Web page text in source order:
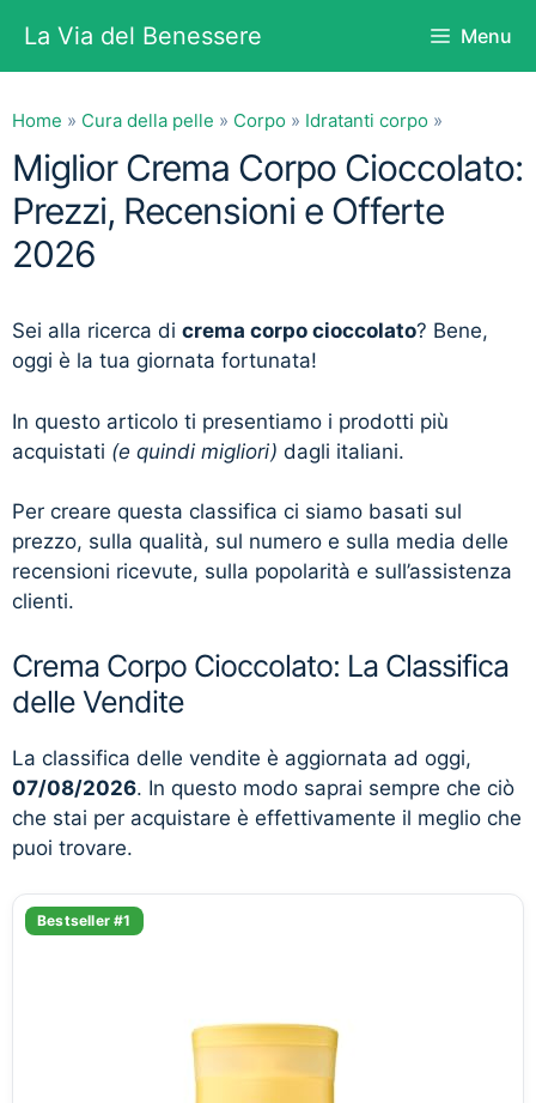
contenuto
La Via del Benessere Menu
Home » Cura della pelle » Corpo » Idratanti corpo »
Miglior Crema Corpo Cioccolato:
Prezzi, Recensioni e Offerte
2026
Sei alla ricerca di crema corpo cioccolato? Bene,
oggi è la tua giornata fortunata!
In questo articolo ti presentiamo i prodotti più
acquistati (e quindi migliori) dagli italiani.
Per creare questa classifica ci siamo basati sul
prezzo, sulla qualità, sul numero e sulla media delle
recensioni ricevute, sulla popolarità e sull’assistenza
clienti.
Crema Corpo Cioccolato: La Classifica
delle Vendite
La classifica delle vendite è aggiornata ad oggi,
07/08/2026. In questo modo saprai sempre che ciò
che stai per acquistare è effettivamente il meglio che
puoi trovare.
Bestseller #1